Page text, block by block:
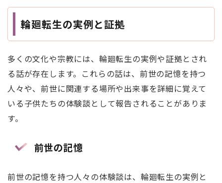
輪廻転生の実例と証拠
多くの文化や宗教には、輪廻転生の実例や証拠とされ
る話が存在します。これらの話は、前世の記憶を持つ
人々や、前世に関連する場所や出来事を詳細に覚えて
いる子供たちの体験談として報告されることがありま
す。
前世の記憶
前世の記憶を持つ人々の体験談は、輪廻転生の実例と